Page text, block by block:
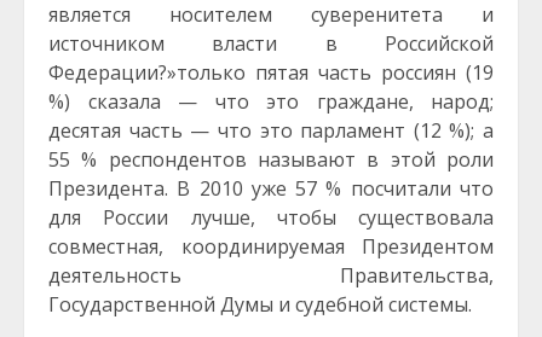
является носителем суверенитета и
источником власти в Российской
Федерации?»только пятая часть россиян (19
%) сказала — что это граждане, народ;
десятая часть — что это парламент (12 %); а
55 % респондентов называют в этой роли
Президента. В 2010 уже 57 % посчитали что
для России лучше, чтобы существовала
совместная, координируемая Президентом
деятельность Правительства,
Государственной Думы и судебной системы.